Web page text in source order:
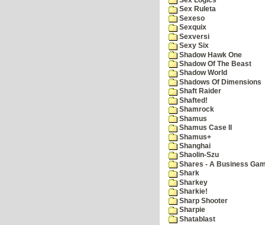
Sex Ruleta
Sexeso
Sexquix
Sexversi
Sexy Six
Shadow Hawk One
Shadow Of The Beast
Shadow World
Shadows Of Dimensions
Shaft Raider
Shafted!
Shamrock
Shamus
Shamus Case II
Shamus+
Shanghai
Shaolin-Szu
Shares - A Business
Shark
Sharkey
Sharkie!
Sharp Shooter
Sharpie
Shatablast